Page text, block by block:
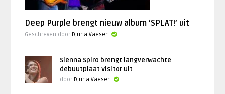
Deep Purple brengt nieuw album ‘SPLAT!’ uit
Geschreven door Djuna Vaesen
Sienna Spiro brengt langverwachte
debuutplaat Visitor uit
door Djuna Vaesen